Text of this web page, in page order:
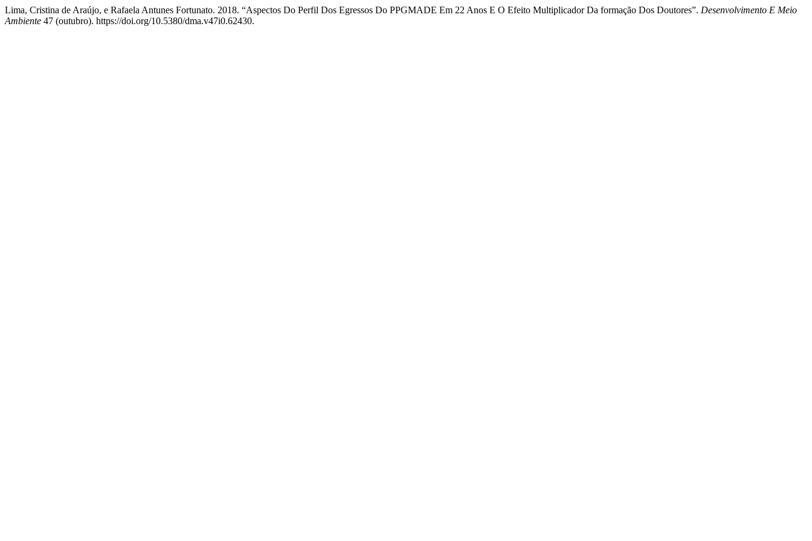
Lima, Cristina de Araújo, e Rafaela Antunes Fortunato. 2018. “Aspectos Do Perfil Dos Egressos Do PPGMADE Em 22 Anos E O Efeito Multiplicador Da formação Dos Doutores”. Desenvolvimento E Meio
Ambiente 47 (outubro). https://doi.org/10.5380/dma.v47i0.62430.